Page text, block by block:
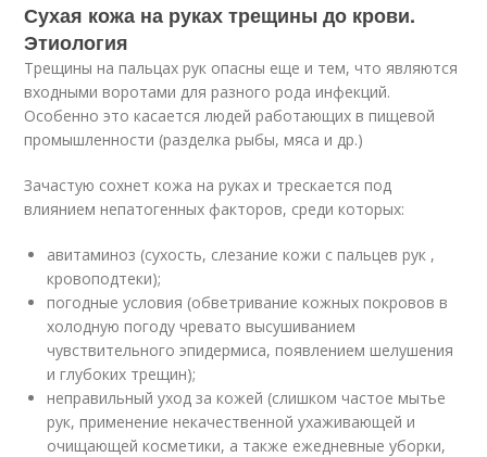
Сухая кожа на руках трещины до крови.
Этиология
Трещины на пальцах рук опасны еще и тем, что являются
входными воротами для разного рода инфекций.
Особенно это касается людей работающих в пищевой
промышленности (разделка рыбы, мяса и др.)
Зачастую сохнет кожа на руках и трескается под
влиянием непатогенных факторов, среди которых:
авитаминоз (сухость, слезание кожи с пальцев рук ,
кровоподтеки);
погодные условия (обветривание кожных покровов в
холодную погоду чревато высушиванием
чувствительного эпидермиса, появлением шелушения
и глубоких трещин);
неправильный уход за кожей (слишком частое мытье
рук, применение некачественной ухаживающей и
очищающей косметики, а также ежедневные уборки,